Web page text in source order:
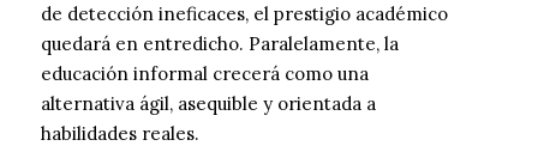
de detección ineficaces, el prestigio académico
quedará en entredicho. Paralelamente, la
educación informal crecerá como una
alternativa ágil, asequible y orientada a
habilidades reales.